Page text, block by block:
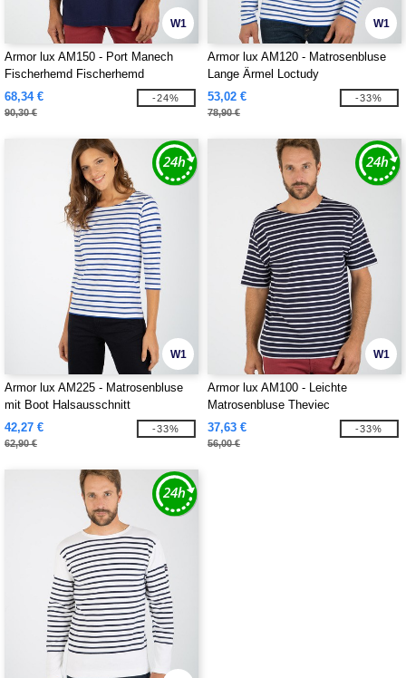
W1
Armor lux AM150 - Port Manech
Fischerhemd Fischerhemd
68,34 €
90,30 €
-24%
W1
Armor lux AM120 - Matrosenbluse
Lange Ärmel Loctudy
53,02 €
78,90 €
-33%
W1
Armor lux AM225 - Matrosenbluse
mit Boot Halsausschnitt
42,27 €
62,90 €
-33%
W1
Armor lux AM100 - Leichte
Matrosenbluse Theviec
37,63 €
56,00 €
-33%